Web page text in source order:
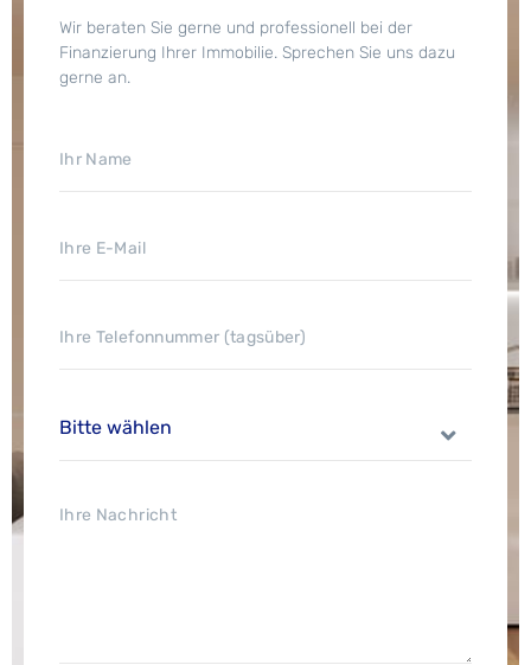
Wir beraten Sie gerne und professionell bei der
Finanzierung Ihrer Immobilie. Sprechen Sie uns dazu
gerne an.